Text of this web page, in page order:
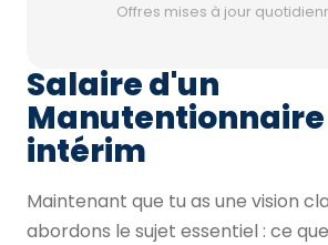
Offres mises à jour
Salaire d'un
Manutentionnaire
intérim
Maintenant que tu as une vision
abordons le sujet essentiel : ce